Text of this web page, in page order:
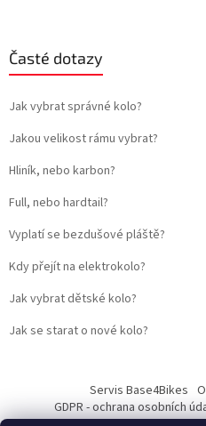
Časté dotazy
Jak vybrat správné kolo?
Jakou velikost rámu vybrat?
Hliník, nebo karbon?
Full, nebo hardtail?
Vyplatí se bezdušové pláště?
Kdy přejít na elektrokolo?
Jak vybrat dětské kolo?
Jak se starat o nové kolo?
Servis Base4Bikes
GDPR - ochrana osobních